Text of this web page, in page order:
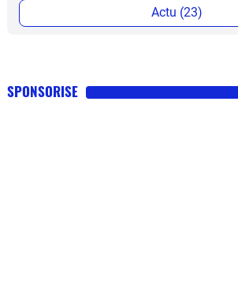
Actu (23)
SPONSORISE